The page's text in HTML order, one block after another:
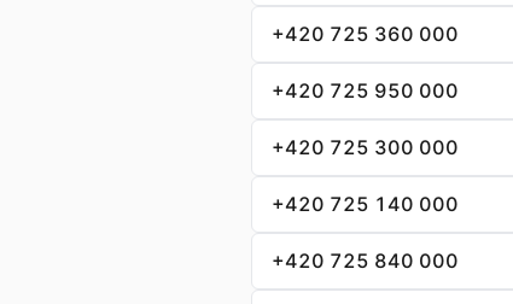
+420 725 360 000
+420 725 950 000
+420 725 300 000
+420 725 140 000
+420 725 840 000